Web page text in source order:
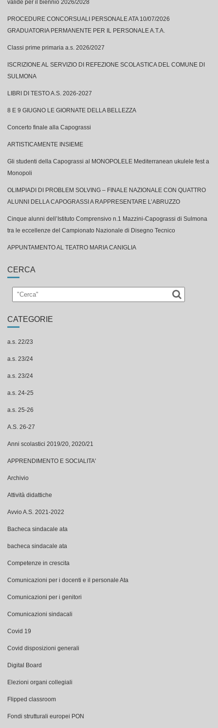
valide per il biennio 2026/2028
PROCEDURE CONCORSUALI PERSONALE ATA 10/07/2026
GRADUATORIA PERMANENTE PER IL PERSONALE A.T.A.
Classi prime primaria a.s. 2026/2027
ISCRIZIONE AL SERVIZIO DI REFEZIONE SCOLASTICA DEL COMUNE DI
SULMONA
LIBRI DI TESTO A.S. 2026-2027
8 E 9 GIUGNO LE GIORNATE DELLA BELLEZZA
Concerto finale alla Capograssi
ARTISTICAMENTE INSIEME
Gli studenti della Capograssi al MONOPOLELE Mediterranean ukulele fest a
Monopoli
OLIMPIADI DI PROBLEM SOLVING – FINALE NAZIONALE CON QUATTRO
ALUNNI DELLA CAPOGRASSI A RAPPRESENTARE L’ABRUZZO
Cinque alunni dell’Istituto Comprensivo n.1 Mazzini-Capograssi di Sulmona
tra le eccellenze del Campionato Nazionale di Disegno Tecnico
APPUNTAMENTO AL TEATRO MARIA CANIGLIA
CERCA
CATEGORIE
a.s. 22/23
a.s. 23/24
a.s. 23/24
a.s. 24-25
a.s. 25-26
A.S. 26-27
Anni scolastici 2019/20, 2020/21
APPRENDIMENTO E SOCIALITA'
Archivio
Attività didattiche
Avvio A.S. 2021-2022
Bacheca sindacale ata
bacheca sindacale ata
Competenze in crescita
Comunicazioni per i docenti e il personale Ata
Comunicazioni per i genitori
Comunicazioni sindacali
Covid 19
Covid disposizioni generali
Digital Board
Elezioni organi collegiali
Flipped classroom
Fondi strutturali europei PON